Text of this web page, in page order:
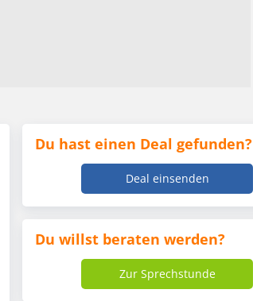
Du hast einen Deal gefunden?
Deal einsenden
Du willst beraten werden?
Zur Sprechstunde